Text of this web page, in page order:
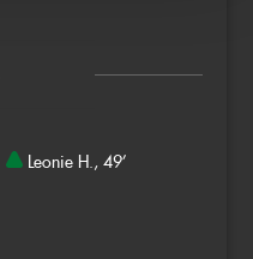
Leonie H., 49’